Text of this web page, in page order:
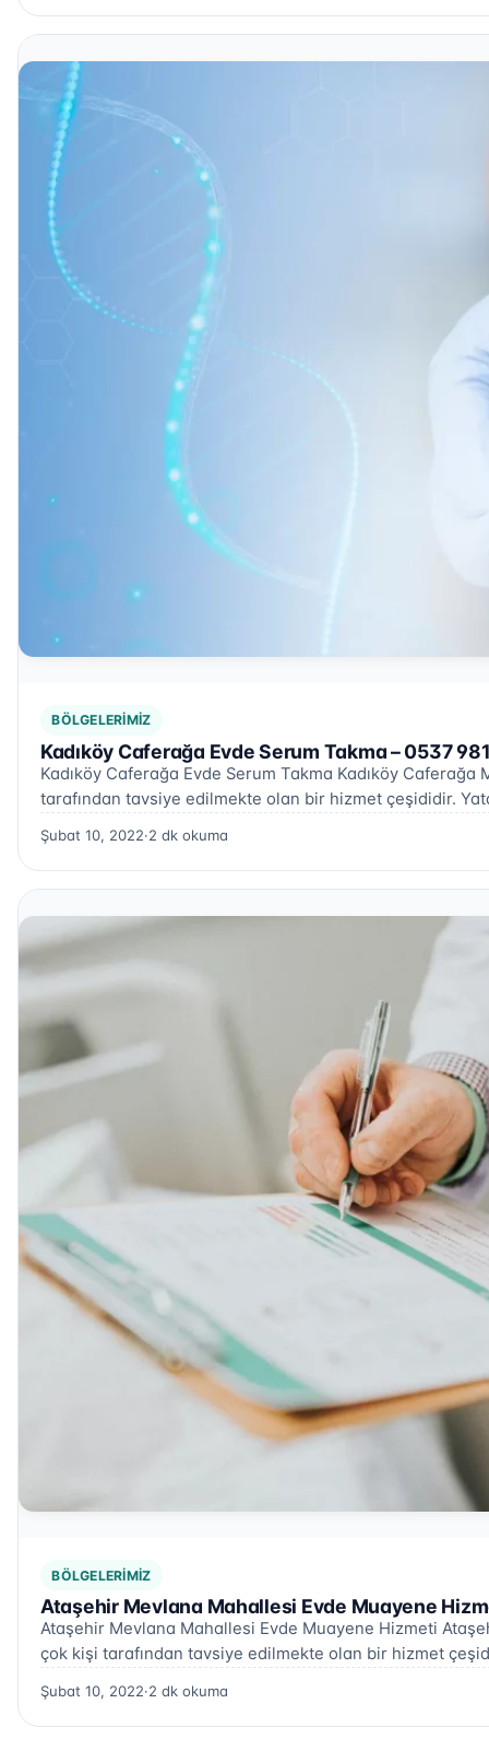
BÖLGELERIMIZ
Kadıköy Caferağa Evde Serum Takma – 0537
Kadıköy Caferağa Evde Serum Takma Kadıköy
tarafından tavsiye edilmekte olan bir hizmet çeşididir.
Şubat 10, 2022·2 dk okuma
BÖLGELERIMIZ
Ataşehir Mevlana Mahallesi Evde Muayene
Ataşehir Mevlana Mahallesi Evde Muayene Hizmeti
çok kişi tarafından tavsiye edilmekte olan bir hizmet
Şubat 10, 2022·2 dk okuma